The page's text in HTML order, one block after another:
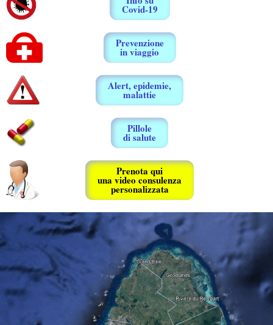
Covid-19
Prevenzione
in viaggio
Alert, epidemie,
malattie
Pillole
di salute
Prenota qui
una video consulenza
personalizzata